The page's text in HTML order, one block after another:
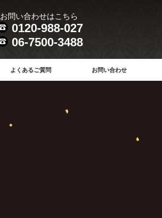
お問い合わせはこちら
0120-988-027
06-7500-3488
よくあるご質問 お問い合わせ